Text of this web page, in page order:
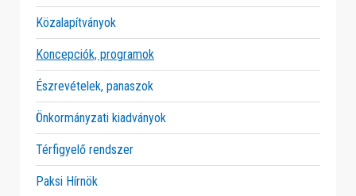
Közalapítványok
Koncepciók, programok
Észrevételek, panaszok
Önkormányzati kiadványok
Térfigyelő rendszer
Paksi Hírnök